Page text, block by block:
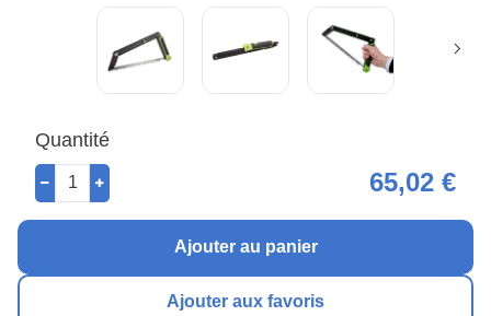
Quantité
65,02 €
Ajouter au panier
Ajouter aux favoris